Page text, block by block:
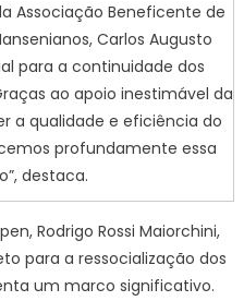
Associação Beneficente de
Carlos Augusto
para a continuidade dos
ao apoio inestimável da
a qualidade e eficiência do
profundamente essa
destaca.
Rodrigo Rossi Maiorchini,
para a ressocialização dos
um marco significativo.